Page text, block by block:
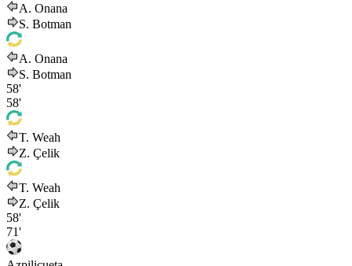
A. Onana
S. Botman
A. Onana
S. Botman
58'
58'
T. Weah
Z. Çelik
T. Weah
Z. Çelik
58'
71'